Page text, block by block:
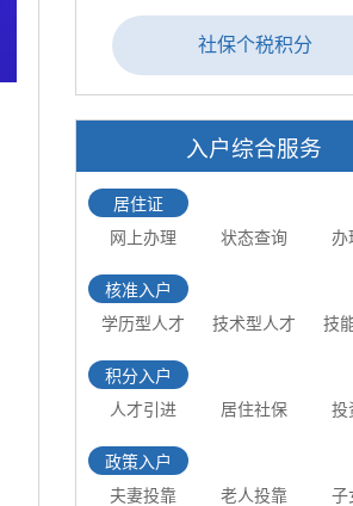
社保个税积分
入户综合服务
居住证
网上办理
状态查询 办
核准入户
学历型人才
技术型人才 技
积分入户
人才引进
居住社保 投
政策入户
夫妻投靠
老人投靠 子